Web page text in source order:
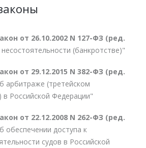
от 26.10.2002 N 127-ФЗ (ред.
(банкротстве)"
от 29.12.2015 N 382-ФЗ (ред.
арбитраже (третейском
в Российской Федерации"
от 22.12.2008 N 262-ФЗ (ред.
обеспечении доступа к
судов в Российской